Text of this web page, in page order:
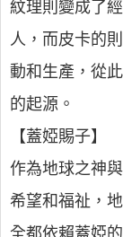
紋理則變成了
人，而皮卡的
動和生產，從
的起源。
【蓋婭賜子】
作為地球之神
希望和福祉，
全都依賴蓋婭